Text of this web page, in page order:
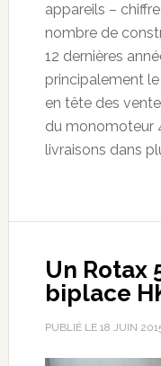
appareils –
nombre de
12 dernières
principalement
en tête des
du monomoteur
livraisons dans
Un Rotax
biplace
PUBLIÉ LE 18 JUIN